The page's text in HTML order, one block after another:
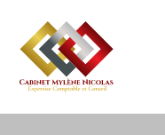
Aller
au
contenu
Création d’entreprise
Gestion au quotidien
Gestion
Compta